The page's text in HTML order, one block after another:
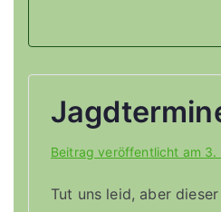
Beitrag veröffentlicht am 3.
Tut uns leid, aber